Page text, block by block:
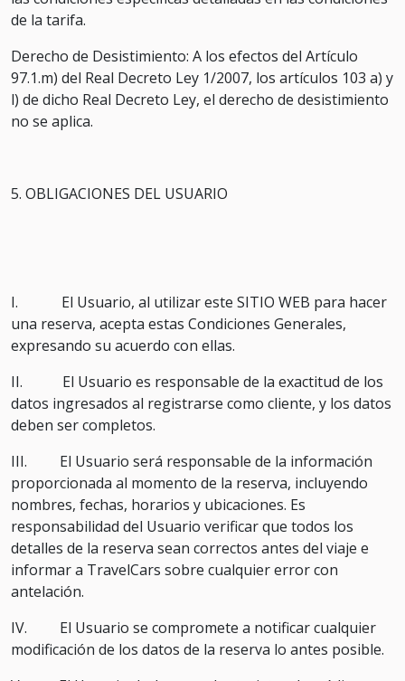
de la tarifa.
Derecho de Desistimiento: A los efectos del Artículo
97.1.m) del Real Decreto Ley 1/2007, los artículos 103 a) y
l) de dicho Real Decreto Ley, el derecho de desistimiento
no se aplica.
5. OBLIGACIONES DEL USUARIO
I. El Usuario, al utilizar este SITIO WEB para hacer
una reserva, acepta estas Condiciones Generales,
expresando su acuerdo con ellas.
II. El Usuario es responsable de la exactitud de los
datos ingresados al registrarse como cliente, y los datos
deben ser completos.
III. El Usuario será responsable de la información
proporcionada al momento de la reserva, incluyendo
nombres, fechas, horarios y ubicaciones. Es
responsabilidad del Usuario verificar que todos los
detalles de la reserva sean correctos antes del viaje e
informar a TravelCars sobre cualquier error con
antelación.
IV. El Usuario se compromete a notificar cualquier
modificación de los datos de la reserva lo antes posible.